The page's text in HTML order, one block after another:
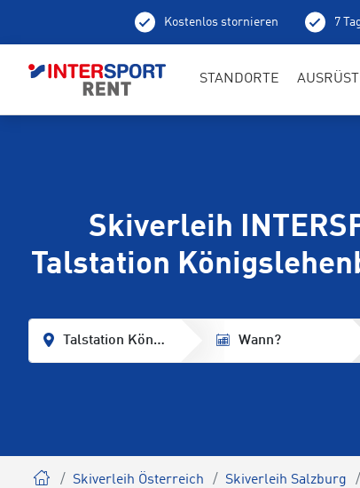
Kostenlos stornieren 7
STANDORTE
Skiverleih
Talstation
Talstation KönigslehenbahnWann?
Skiverleih Österreich Skiverleih Salzburg